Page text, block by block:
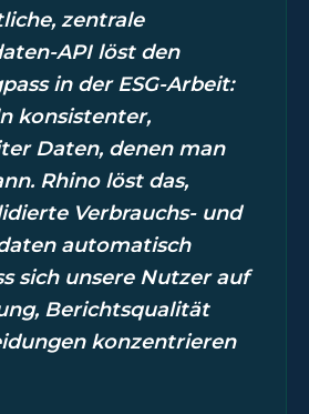
zentrale
API löst den
in der ESG-Arbeit:
konsistenter,
Daten, denen man
Rhino löst das,
Verbrauchs- und
automatisch
sich unsere Nutzer auf
Berichtsqualität
konzentrieren